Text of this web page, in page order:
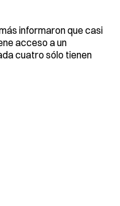
informaron que casi
acceso a un
cuatro sólo tienen